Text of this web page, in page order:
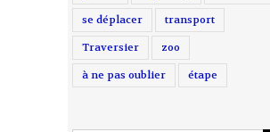
se déplacer transport
Traversier zoo
à ne pas oublier étape